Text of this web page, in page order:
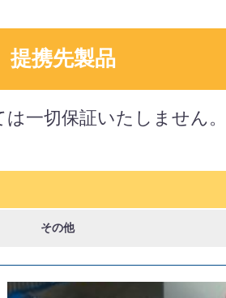
提携先製品
一切保証いたしません。
その他